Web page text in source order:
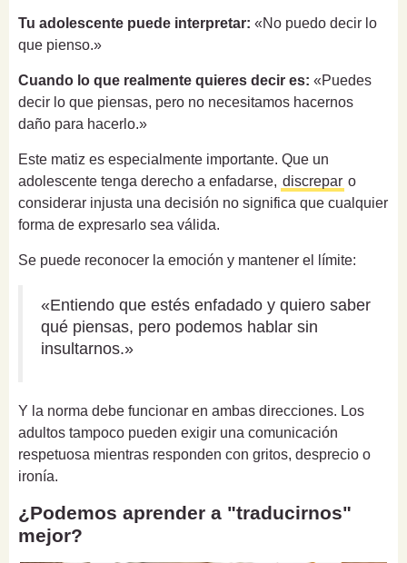
Tu adolescente puede interpretar: «No puedo decir lo
que pienso.»
Cuando lo que realmente quieres decir es: «Puedes
decir lo que piensas, pero no necesitamos hacernos
daño para hacerlo.»
Este matiz es especialmente importante. Que un
adolescente tenga derecho a enfadarse, discrepar o
considerar injusta una decisión no significa que cualquier
forma de expresarlo sea válida.
Se puede reconocer la emoción y mantener el límite:
«Entiendo que estés enfadado y quiero saber
qué piensas, pero podemos hablar sin
insultarnos.»
Y la norma debe funcionar en ambas direcciones. Los
adultos tampoco pueden exigir una comunicación
respetuosa mientras responden con gritos, desprecio o
ironía.
¿Podemos aprender a "traducirnos"
mejor?